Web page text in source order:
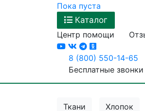
Пока пуста
Каталог
Центр помощи
8 (800) 550-14-65
Бесплатные
Ткани Хлопок